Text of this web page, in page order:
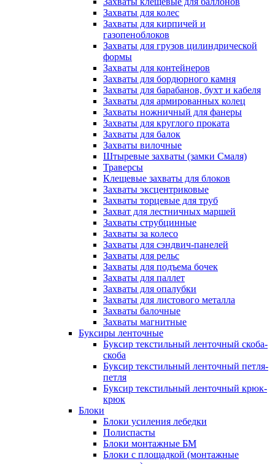
Захваты для колес
Захваты для кирпичей и
газопеноблоков
Захваты для грузов цилиндрической
формы
Захваты для контейнеров
Захваты для бордюрного камня
Захваты для барабанов, бухт и кабеля
Захваты для армированных колец
Захваты ножничный для фанеры
Захваты для круглого проката
Захваты для балок
Захваты вилочные
Штыревые захваты (замки Смаля)
Траверсы
Клещевые захваты для блоков
Захваты эксцентриковые
Захваты торцевые для труб
Захват для лестничных маршей
Захваты струбцинные
Захваты за колесо
Захваты для сэндвич-панелей
Захваты для рельс
Захваты для подъема бочек
Захваты для паллет
Захваты для опалубки
Захваты для листового металла
Захваты балочные
Захваты магнитные
Буксиры ленточные
Буксир текстильный ленточный скоба-
скоба
Буксир текстильный ленточный петля-
петля
Буксир текстильный ленточный крюк-
крюк
Блоки
Блоки усиления лебедки
Полиспасты
Блоки монтажные БМ
Блоки с площадкой (монтажные